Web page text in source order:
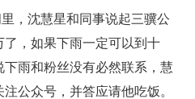
，沈慧星和同事说起三骥公
，如果下雨一定可以到十
雨和粉丝没有必然联系，慧
公众号，并答应请他吃饭。